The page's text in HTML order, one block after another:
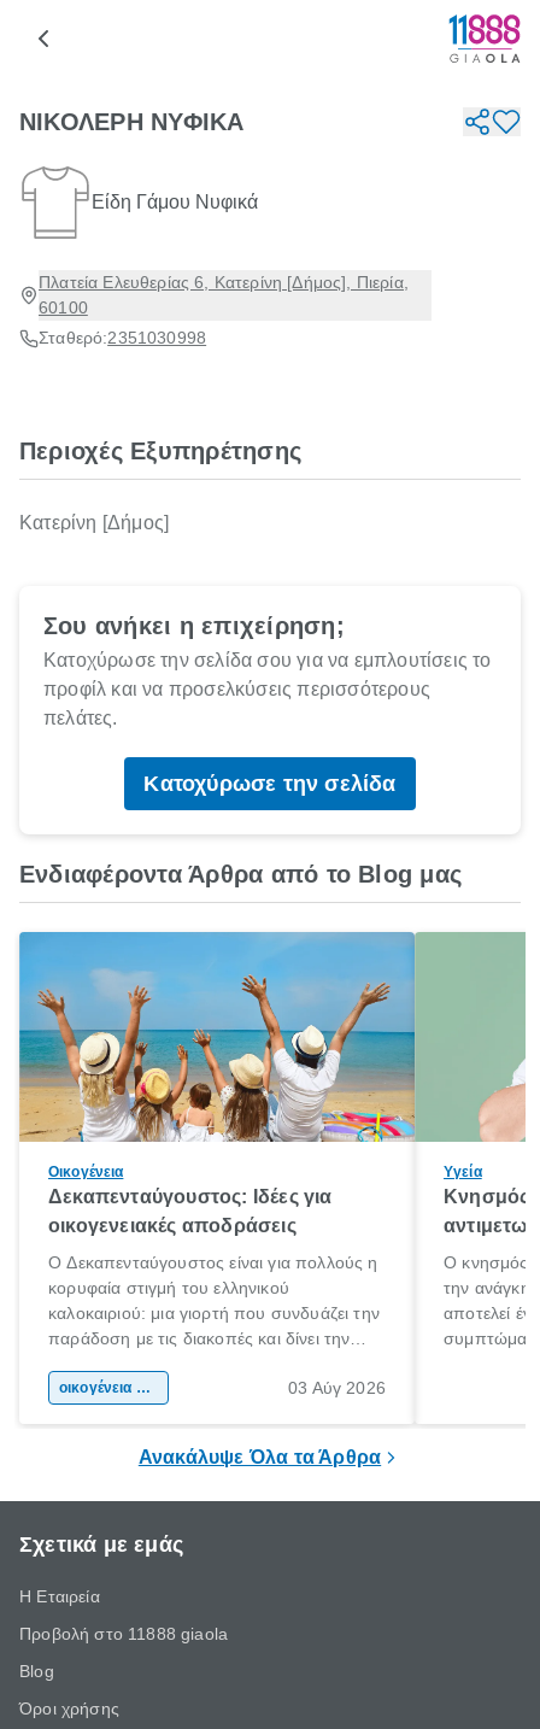
ΝΙΚΟΛΕΡΗ ΝΥΦΙΚΑ
Είδη Γάμου Νυφικά
Πλατεία Ελευθερίας 6, Κατερίνη [Δήμος], Πιερία,
60100
Σταθερό:2351030998
Περιοχές Εξυπηρέτησης
Κατερίνη [Δήμος]
Σου ανήκει η επιχείρηση;
Κατοχύρωσε την σελίδα σου για να εμπλουτίσεις το
προφίλ και να προσελκύσεις περισσότερους
πελάτες.
Κατοχύρωσε την σελίδα
Ενδιαφέροντα Άρθρα από το Blog μας
Οικογένεια
Δεκαπενταύγουστος: Ιδέες για
οικογενειακές αποδράσεις
Ο Δεκαπενταύγουστος είναι για πολλούς η
κορυφαία στιγμή του ελληνικού
καλοκαιριού: μια γιορτή που συνδυάζει την
παράδοση με τις διακοπές και δίνει την
χώρας. Είτε πρόκειται για λίγες μέρες
οικογένεια & παιδί 03 Αύγ 2026
Υγεία
Κνησμός:
Ο κνησμός
την ανάγκη
αποτελεί
Ανακάλυψε Όλα τα Άρθρα
Σχετικά με εμάς
Η Εταιρεία
Προβολή στο 11888 giaola
Blog
Όροι χρήσης